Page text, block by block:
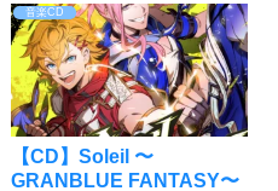
恵)【CD】THE IDOLM@STER
MILLION LIVE! SPECIAL ...
音楽CD
【CD】Soleil 〜
GRANBLUE FANTASY〜